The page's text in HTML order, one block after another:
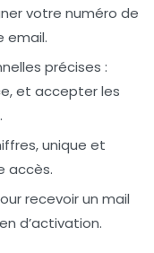
votre numéro de
email.
précises :
et accepter les
unique et
accès.
recevoir un mail
d’activation.